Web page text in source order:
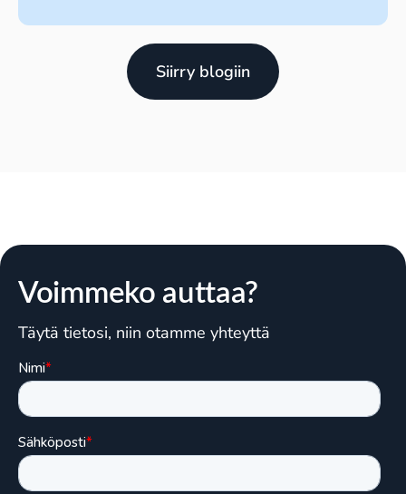
Siirry blogiin
Voimmeko auttaa?
Täytä tietosi, niin otamme yhteyttä